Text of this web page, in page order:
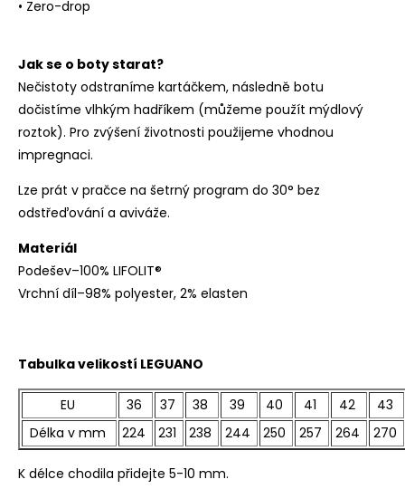
• Zero-drop
Jak se o boty starat?
Nečistoty odstraníme kartáčkem, následně botu
dočistíme vlhkým hadříkem (můžeme použít mýdlový
roztok). Pro zvýšení životnosti použijeme vhodnou
impregnaci.
Lze prát v pračce na šetrný program do 30° bez
odstřeďování a aviváže.
Materiál
Podešev–100% LIFOLIT®
Vrchní díl–98% polyester, 2% elasten
Tabulka velikostí LEGUANO
EU 36 37 38 39 40 41 42
43
Délka v mm
224 231 238 244 250 257 264 270
K délce chodila přidejte 5-10 mm.